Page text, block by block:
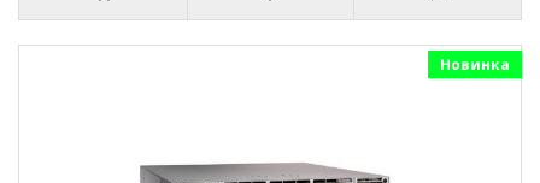
Новинка